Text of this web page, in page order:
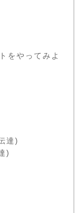
をやってみよ
達)
)